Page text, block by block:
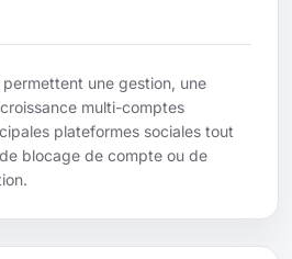
une gestion, une
multi-comptes
plateformes sociales tout
blocage de compte ou de